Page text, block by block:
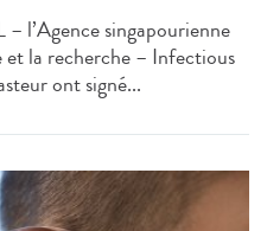
l’Agence singapourienne
et la recherche – Infectious
ont signé...